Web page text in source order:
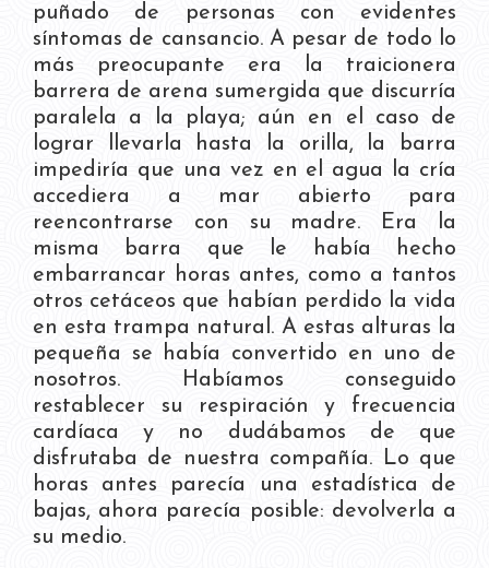
puñado de personas con evidentes
síntomas de cansancio. A pesar de todo lo
más preocupante era la traicionera
barrera de arena sumergida que discurría
paralela a la playa; aún en el caso de
lograr llevarla hasta la orilla, la barra
impediría que una vez en el agua la cría
accediera a mar abierto para
reencontrarse con su madre. Era la
misma barra que le había hecho
embarrancar horas antes, como a tantos
otros cetáceos que habían perdido la vida
en esta trampa natural. A estas alturas la
pequeña se había convertido en uno de
nosotros. Habíamos conseguido
restablecer su respiración y frecuencia
cardíaca y no dudábamos de que
disfrutaba de nuestra compañía. Lo que
horas antes parecía una estadística de
bajas, ahora parecía posible: devolverla a
su medio.